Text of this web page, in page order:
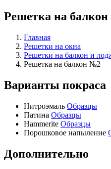
Решетка на
Главная
Решетки на окна
Решетки на балкон и
Решетка на балкон №2
Варианты покраса
Нитроэмаль Образцы
Патина Образцы
Hammerite Образцы
Порошковое напыление
Дополнительно